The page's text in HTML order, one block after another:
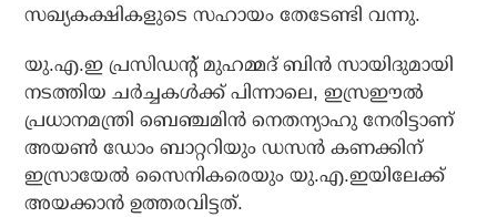
സഖ്യകക്ഷികളുടെ സഹായം തേടേണ്ടി വന്നു.
യു.എ.ഇ പ്രസിഡന്റ് മുഹമ്മദ് ബിന്‍ സായിദുമായി
നടത്തിയ ചര്‍ച്ചകള്‍ക്ക് പിന്നാലെ, ഇസ്രഈല്‍
പ്രധാനമന്ത്രി ബെഞ്ചമിന്‍ നെതന്യാഹു നേരിട്ടാണ്
അയണ്‍ ഡോം ബാറ്ററിയും ഡസന്‍ കണക്കിന്
ഇസ്രായേല്‍ സൈനികരെയും യു.എ.ഇയിലേക്ക്
അയക്കാന്‍ ഉത്തരവിട്ടത്.